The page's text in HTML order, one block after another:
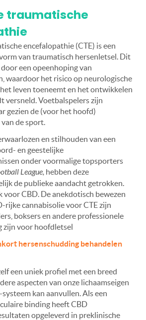
traumatische
encefalopathie (CTE) is een
van traumatisch hersenletsel. Dit
een opeenhoping van
waardoor het risico op neurologische
leven toeneemt en het ontwikkelen
versneld. Voetbalspelers zijn
gezien de (voor het hoofd)
de sport.
en stilhouden van een
en geestelijke
onder voormalige topsporters
League, hebben deze
de publieke aandacht getrokken.
voor CBD. De anekdotisch bewezen
rijke cannabisolie voor CTE zijn
boksers en andere professionele
zijn voor hoofdletsel
hersenschudding behandelen
een uniek profiel met een breed
aspecten van onze lichaamseigen
kan aanvullen. Als een
binding heeft CBD
opgeleverd in preklinische